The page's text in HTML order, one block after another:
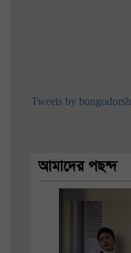
Tweets by
আমাদের পছন্দ